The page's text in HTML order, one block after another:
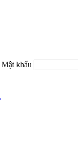
Mật khẩu